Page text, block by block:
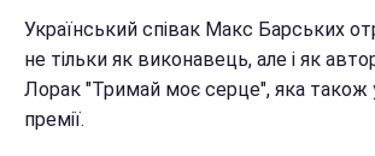
Український співак Макс Барських
не тільки як виконавець, але і як автор
Лорак "Тримай моє серце", яка також
премії.